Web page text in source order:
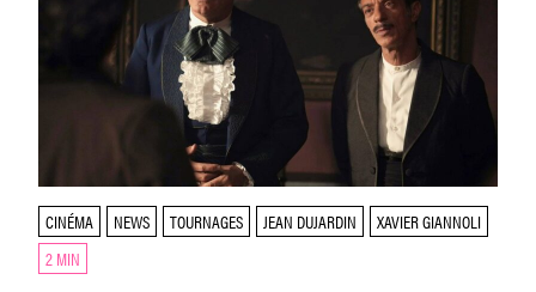
CINÉMA NEWS TOURNAGES JEAN DUJARDIN
XAVIER GIANNOLI
2 MIN